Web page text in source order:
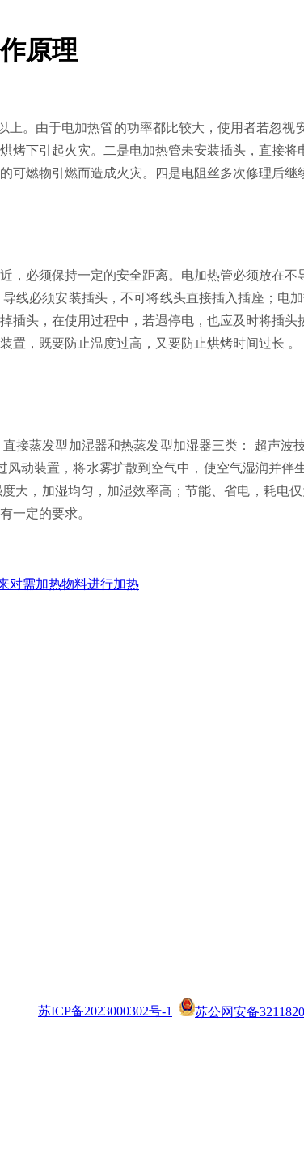
原理
。由于电加热管的功率都比较大，使用者若忽视
烤下引起火灾。二是电加热管未安装插头，直接
可燃物引燃而造成火灾。四是电阻丝多次修理后继
必须保持一定的安全距离。电加热管必须放在不
线必须安装插头，不可将线头直接插入插座；电
插头，在使用过程中，若遇停电，也应及时将插
，既要防止温度过高，又要防止烘烤时间过长 。
蒸发型加湿器和热蒸发型加湿器三类： 超声波
动装置，将水雾扩散到空气中，使空气湿润并
大，加湿均匀，加湿效率高；节能、省电，耗电
一定的要求。
对需加热物料进行加热
苏ICP备2023000302号-1 苏公网安备